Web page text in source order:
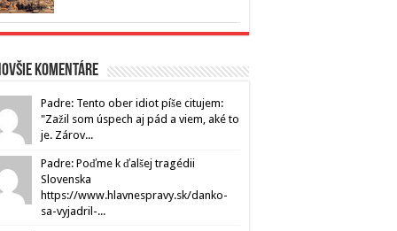
komentáre
Padre: Tento ober idiot píše citujem:
"Zažil som úspech aj pád a viem, aké to
je. Zárov...
Padre: Poďme k ďalšej tragédii
Slovenska
https://www.hlavnespravy.sk/danko-
sa-vyjadril-...